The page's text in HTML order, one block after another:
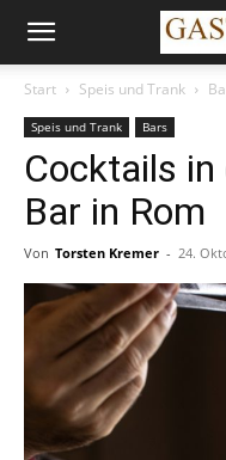
Start Speis und Trank
Speis und Trank Bars
Cocktails
Bar in Rom
Von Torsten Kremer - 24.